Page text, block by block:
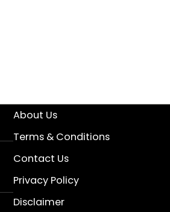
About Us
Terms & Conditions
Contact Us
Privacy Policy
Disclaimer